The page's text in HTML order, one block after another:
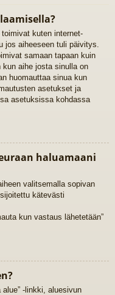
kuten internet-
jos aiheeseen tuli päivitys.
samaan tapaan kuin
aihe josta sinulla on
huomauttaa sinua kun
asetukset ja
asetuksissa kohdassa
haluamaani
valitsemalla sopivan
kätevästi
kun vastaus lähetetään”
-linkki, aluesivun